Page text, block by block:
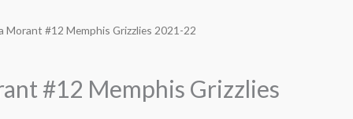
Morant #12 Memphis Grizzlies 2021-22
#12 Memphis Grizzlies
El
actual